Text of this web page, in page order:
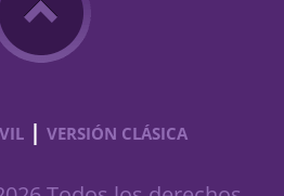
| VERSIÓN CLÁSICA